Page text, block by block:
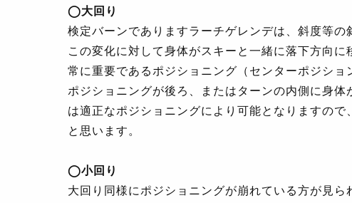
◯大回り
検定バーンでありますラーチゲレンデは、斜度等の
この変化に対して身体がスキーと一緒に落下方向
常に重要であるポジショニング（センターポジショ
ポジショニングが後ろ、またはターンの内側に身
は適正なポジショニングにより可能となりますの
と思います。
◯小回り
大回り同様にポジショニングが崩れている方が見ら